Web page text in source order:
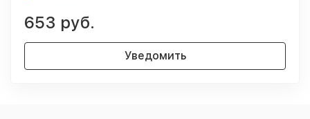
653 руб.
Уведомить